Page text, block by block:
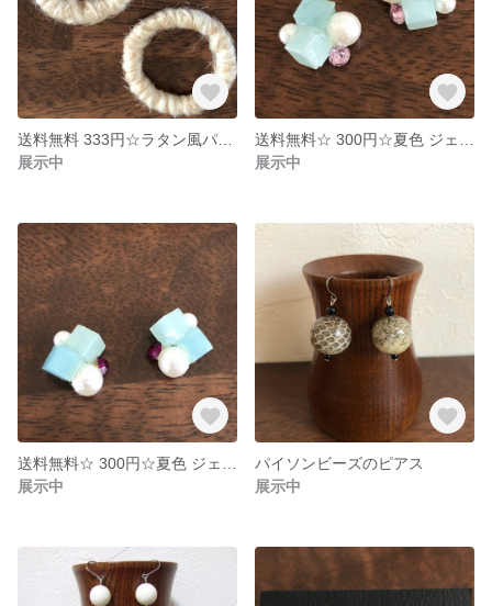
展示中
展示中
展示中
パイソンビーズのピアス
展示中